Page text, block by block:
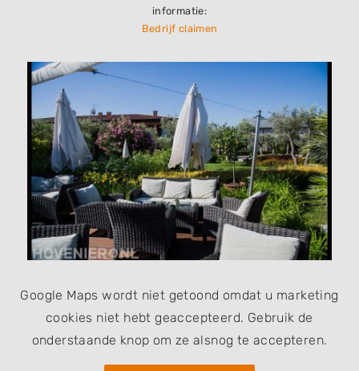
informatie:
Bedrijf claimen
Google Maps wordt niet getoond omdat u marketing
cookies niet hebt geaccepteerd. Gebruik de
onderstaande knop om ze alsnog te accepteren.